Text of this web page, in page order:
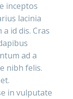
inceptos
lacinia
id dis. Cras
ad a
nibh felis.
in vulputate